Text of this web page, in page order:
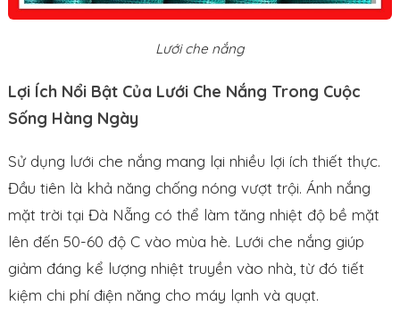
Lưới che nắng
Lợi Ích Nổi Bật Của Lưới Che Nắng Trong Cuộc
Sống Hàng Ngày
Sử dụng lưới che nắng mang lại nhiều lợi ích thiết thực.
Đầu tiên là khả năng chống nóng vượt trội. Ánh nắng
mặt trời tại Đà Nẵng có thể làm tăng nhiệt độ bề mặt
lên đến 50-60 độ C vào mùa hè. Lưới che nắng giúp
giảm đáng kể lượng nhiệt truyền vào nhà, từ đó tiết
kiệm chi phí điện năng cho máy lạnh và quạt.